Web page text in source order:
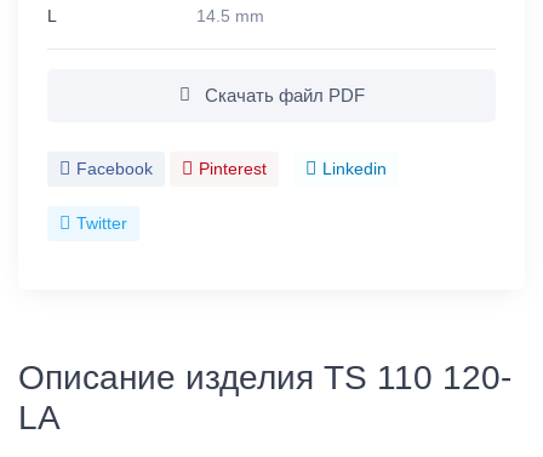
L 14.5 mm
Скачать файл PDF
Facebook Pinterest Linkedin
Twitter
Описание изделия TS 110 120-
LA